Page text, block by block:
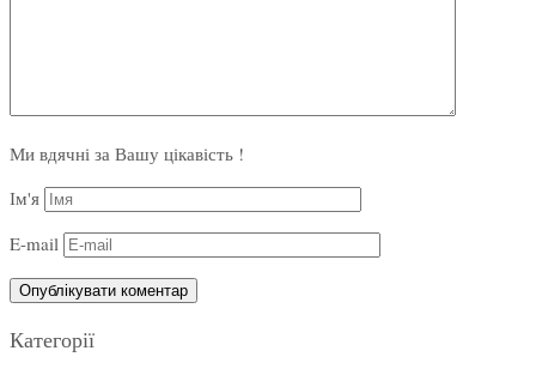
Ми вдячні за Вашу цікавість !
Ім'я
E-mail
Категорії